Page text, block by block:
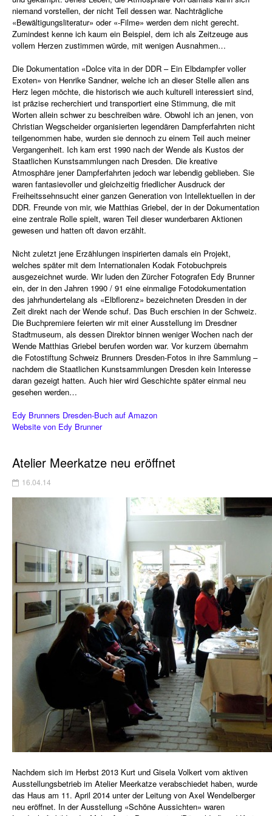
niemand vorstellen, der nicht Teil dessen war. Nachträgliche
«Bewältigungsliteratur» oder «-Filme» werden dem nicht gerecht.
Zumindest kenne ich kaum ein Beispiel, dem ich als Zeitzeuge aus
vollem Herzen zustimmen würde, mit wenigen Ausnahmen…
Die Dokumentation «Dolce vita in der DDR – Ein Elbdampfer voller
Exoten» von Henrike Sandner, welche ich an dieser Stelle allen ans
Herz legen möchte, die historisch wie auch kulturell interessiert sind,
ist präzise recherchiert und transportiert eine Stimmung, die mit
Worten allein schwer zu beschreiben wäre. Obwohl ich an jenen, von
Christian Wegscheider organisierten legendären Dampferfahrten nicht
teilgenommen habe, wurden sie dennoch zu einem Teil auch meiner
Vergangenheit. Ich kam erst 1990 nach der Wende als Kustos der
Staatlichen Kunstsammlungen nach Dresden. Die kreative
Atmosphäre jener Dampferfahrten jedoch war lebendig geblieben. Sie
waren fantasievoller und gleichzeitig friedlicher Ausdruck der
Freiheitssehnsucht einer ganzen Generation von Intellektuellen in der
DDR. Freunde von mir, wie Matthias Griebel, der in der Dokumentation
eine zentrale Rolle spielt, waren Teil dieser wunderbaren Aktionen
gewesen und hatten oft davon erzählt.
Nicht zuletzt jene Erzählungen inspirierten damals ein Projekt,
welches später mit dem Internationalen Kodak Fotobuchpreis
ausgezeichnet wurde. Wir luden den Zürcher Fotografen Edy Brunner
ein, der in den Jahren 1990 / 91 eine einmalige Fotodokumentation
des jahrhundertelang als «Elbflorenz» bezeichneten Dresden in der
Zeit direkt nach der Wende schuf. Das Buch erschien in der Schweiz.
Die Buchpremiere feierten wir mit einer Ausstellung im Dresdner
Stadtmuseum, als dessen Direktor binnen weniger Wochen nach der
Wende Matthias Griebel berufen worden war. Vor kurzem übernahm
die Fotostiftung Schweiz Brunners Dresden-Fotos in ihre Sammlung –
nachdem die Staatlichen Kunstsammlungen Dresden kein Interesse
daran gezeigt hatten. Auch hier wird Geschichte später einmal neu
gesehen werden…
Edy Brunners Dresden-Buch auf Amazon
Website von Edy Brunner
Atelier Meerkatze neu eröffnet
16.04.14
Nachdem sich im Herbst 2013 Kurt und Gisela Volkert vom aktiven
Ausstellungsbetrieb im Atelier Meerkatze verabschiedet haben, wurde
das Haus am 11. April 2014 unter der Leitung von Axel Wendelberger
neu eröffnet. In der Ausstellung «Schöne Aussichten» waren